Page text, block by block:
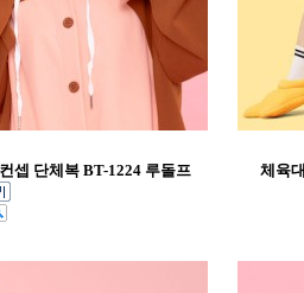
셉 단체복 BT-1224 루돌프 체육